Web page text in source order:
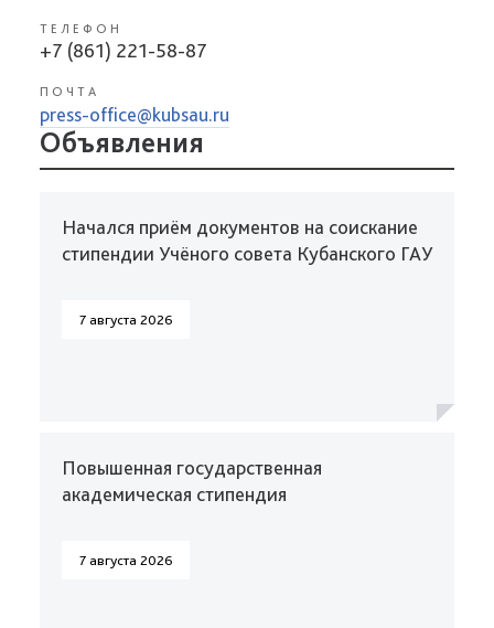
ТЕЛЕФОН
+7 (861) 221-58-87
ПОЧТА
press-office@kubsau.ru
Объявления
Начался приём документов на соискание
стипендии Учёного совета Кубанского ГАУ
7 августа 2026
Повышенная государственная
академическая стипендия
7 августа 2026